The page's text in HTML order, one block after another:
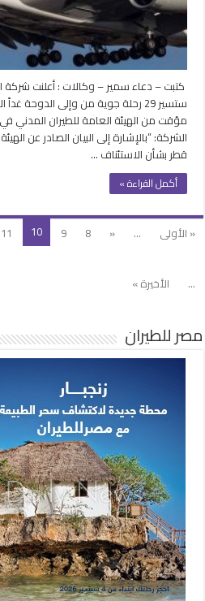
كتبت – دعاء سمير – وكالات : أعلنت شركة
ستسير 29 رحلة جوية من وإلى
مؤقت من الهيئة العامة للطيران المدني
الشركة: “بالإشارة إلى البيان الصادر عن
قطر بشأن الاستئناف …
أكمل القراءة »
« الأولى ...
«
8
9
10
11
...
الأخيرة »
مصر للطيران